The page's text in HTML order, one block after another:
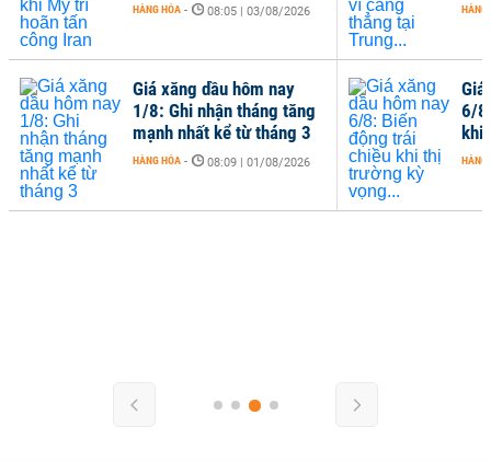
Giá
6/
khi
HÀNG
HÀNG HÓA - 08:05 | 03/08/2026
Giá xăng dầu hôm nay
1/8: Ghi nhận tháng tăng
mạnh nhất kể từ tháng 3
HÀNG HÓA - 08:09 | 01/08/2026
HÀNG